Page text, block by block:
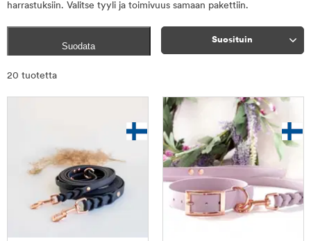
harrastuksiin. Valitse tyyli ja toimivuus samaan pakettiin.
Suodata
Suosituin
20 tuotetta